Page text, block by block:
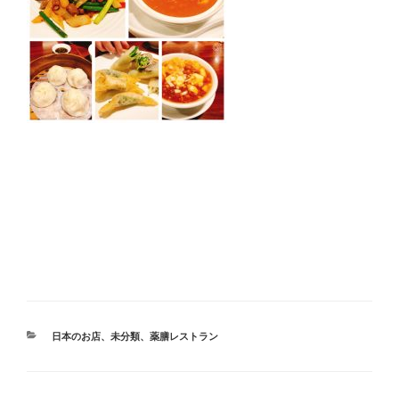
カ
日本のお店、 未分類、 薬膳レストラン